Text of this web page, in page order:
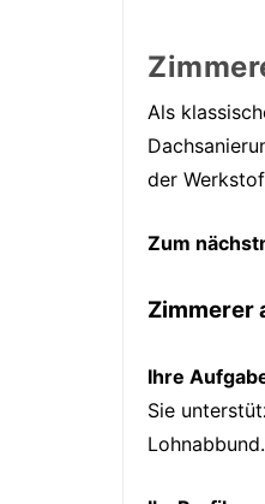
Als
der
Zum
Zimmerer
Ihre
Sie
Lohnabbund.